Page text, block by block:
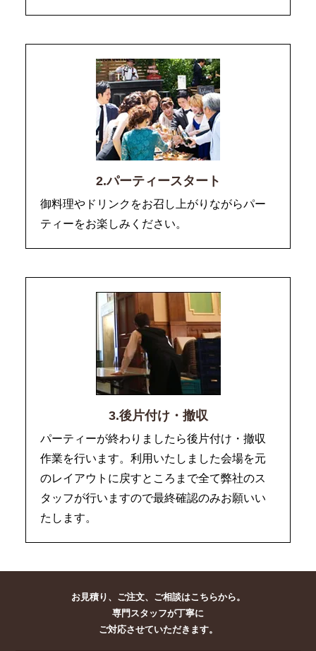
2.パーティースタート
御料理やドリンクをお召し上がりながらパー
ティーをお楽しみください。
3.後片付け・撤収
パーティーが終わりましたら後片付け・撤収
作業を行います。利用いたしました会場を元
のレイアウトに戻すところまで全て弊社のス
タッフが行いますので最終確認のみお願いい
たします。
お見積り、ご注文、ご相談はこちらから。
専門スタッフが丁寧に
ご対応させていただきます。